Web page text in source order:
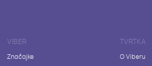
VIBER
Značajke
TVRTKA
O Viberu